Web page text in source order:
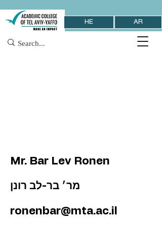
HE AR
Mr. Bar Lev Ronen
מר׳ בר-לב רונן
ronenbar@mta.ac.il